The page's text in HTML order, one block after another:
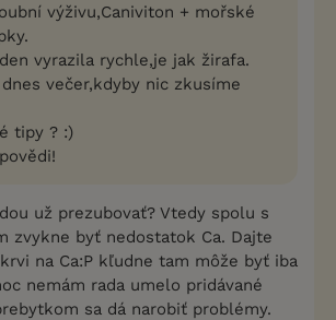
výživu,Caniviton + mořské
vyrazila rychle,je jak žirafa.
večer,kdyby nic zkusíme
tipy ? :)
už prezubovať? Vtedy spolu s
zvykne byť nedostatok Ca. Dajte
na Ca:P kľudne tam môže byť iba
nemám rada umelo pridávané
sa dá narobiť problémy.